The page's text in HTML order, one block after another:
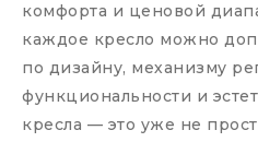
комфорта и ценовой
каждое кресло можно
по дизайну, механизму
функциональности и
кресла — это уже не